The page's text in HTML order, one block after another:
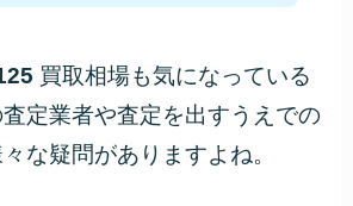
買取相場も気になっている
定業者や査定を出すうえでの
な疑問がありますよね。